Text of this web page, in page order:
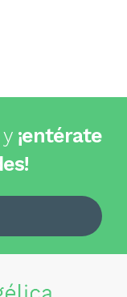
¡entérate